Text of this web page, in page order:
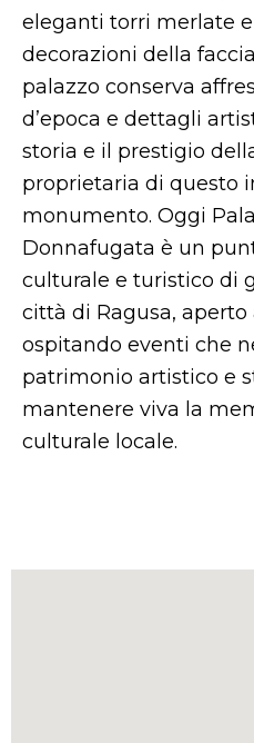
eleganti torri merlate
decorazioni della
palazzo conserva
d’epoca e dettagli
storia e il prestigio
proprietaria di questo
monumento. Oggi
Donnafugata è un
culturale e turistico di
città di Ragusa,
ospitando eventi che
patrimonio artistico e
mantenere viva la
culturale locale.